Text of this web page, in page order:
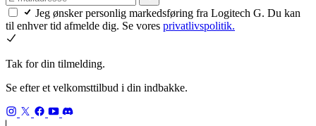
Jeg ønsker personlig markedsføring fra Logitech G. Du kan
til enhver tid afmelde dig. Se vores privatlivspolitik.
Tak for din tilmelding.
Se efter et velkomsttilbud i din indbakke.